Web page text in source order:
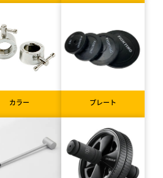
カラー プレート